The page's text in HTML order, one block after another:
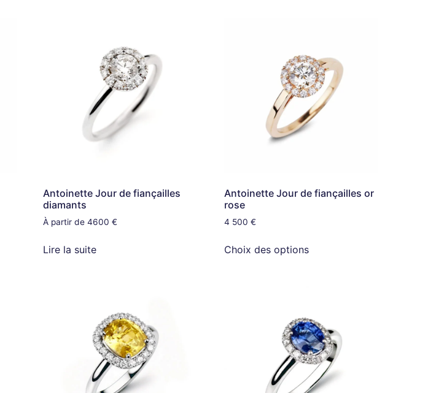
Antoinette Jour de fiançailles
diamants
À partir de 4600 €
Lire la suite
Antoinette Jour de fiançailles or
rose
4 500€
Choix des options